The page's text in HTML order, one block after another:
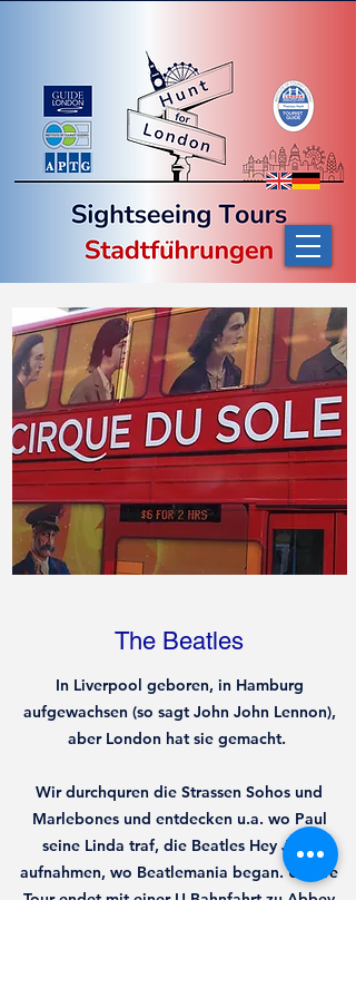
The Beatles
In Liverpool geboren, in Hamburg
aufgewachsen (so sagt John John Lennon),
aber London hat sie gemacht.
Wir durchquren die Strassen Sohos und
Marlebones und entdecken u.a. wo Paul
seine Linda traf, die Beatles Hey Jude
aufnahmen, wo Beatlemania began. Unsere
Tour endet mit einer U-Bahnfahrt zu Abbey